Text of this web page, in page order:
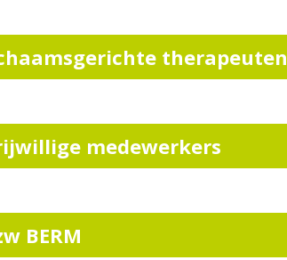
therapeuten
medewerkers
BERM